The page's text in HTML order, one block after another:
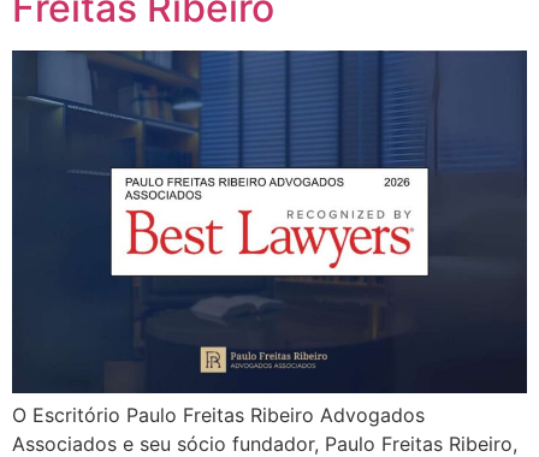
O Escritório Paulo Freitas Ribeiro Advogados
Associados e seu sócio fundador, Paulo Freitas Ribeiro,